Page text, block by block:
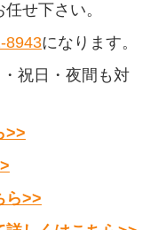
せ下さい。
8943になります。
祝日・夜間も対
>>
ら>>